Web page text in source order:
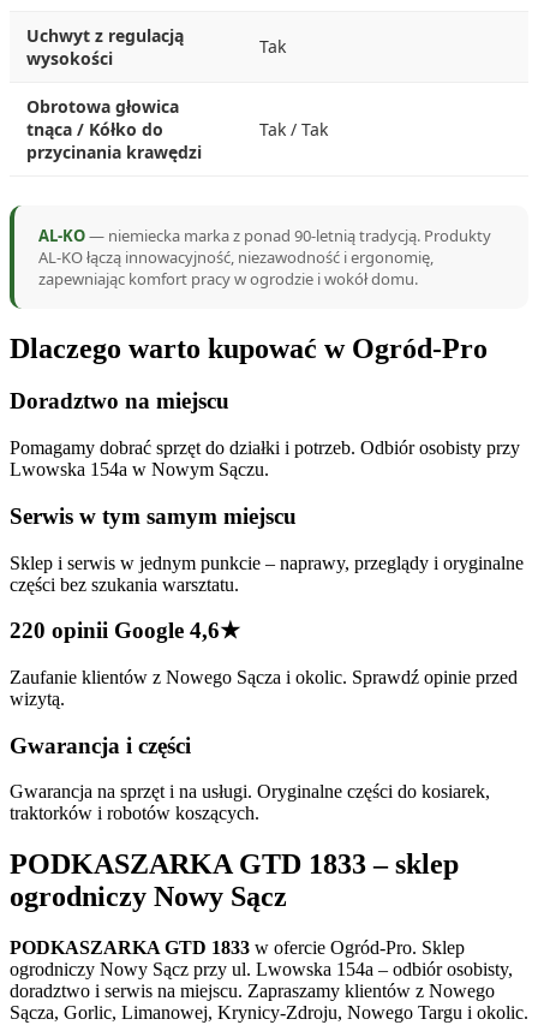
Uchwyt z regulacją
wysokości
Tak
Obrotowa głowica
tnąca / Kółko do
przycinania krawędzi
Tak / Tak
AL-KO— niemiecka marka z ponad 90-letnią tradycją. Produkty
AL-KO łączą innowacyjność, niezawodność i ergonomię,
zapewniając komfort pracy w ogrodzie i wokół domu.
Dlaczego warto kupować w Ogród-Pro
Doradztwo na miejscu
Pomagamy dobrać sprzęt do działki i potrzeb. Odbiór osobisty przy
Lwowska 154a w Nowym Sączu.
Serwis w tym samym miejscu
Sklep i serwis w jednym punkcie – naprawy, przeglądy i oryginalne
części bez szukania warsztatu.
220 opinii Google 4,6★
Zaufanie klientów z Nowego Sącza i okolic. Sprawdź opinie przed
wizytą.
Gwarancja i części
Gwarancja na sprzęt i na usługi. Oryginalne części do kosiarek,
traktorków i robotów koszących.
PODKASZARKA GTD 1833– sklep
ogrodniczy Nowy Sącz
PODKASZARKA GTD 1833 w ofercie Ogród-Pro. Sklep
ogrodniczy Nowy Sącz przy ul. Lwowska 154a – odbiór osobisty,
doradztwo i serwis na miejscu. Zapraszamy klientów z Nowego
Sącza, Gorlic, Limanowej, Krynicy-Zdroju, Nowego Targu i okolic.